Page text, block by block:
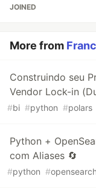
JOINED
More from
Construindo seu
Vendor Lock-in
#bi #python #polars
Python +
com Aliases 🔄
#python #